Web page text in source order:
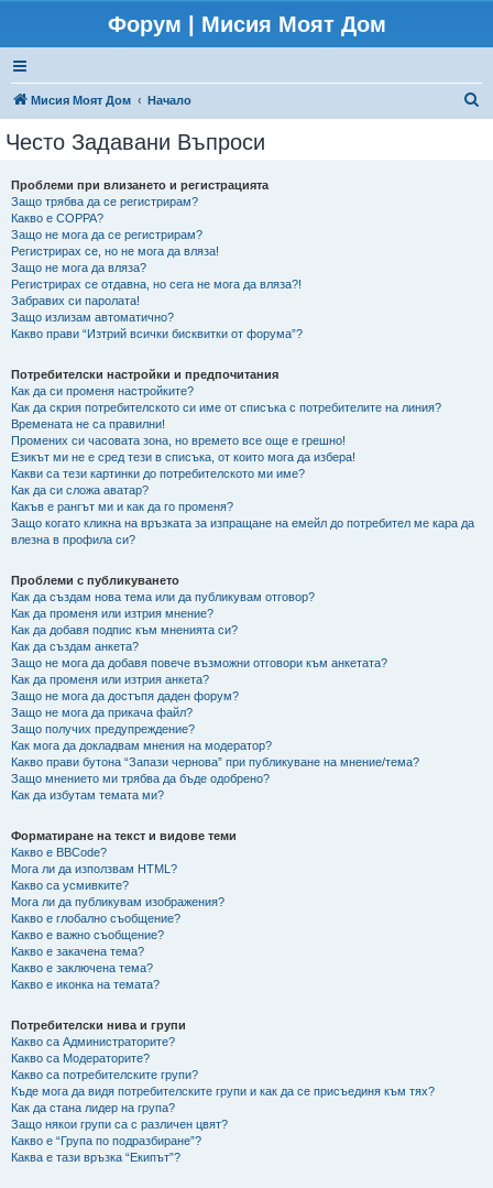
Форум | Мисия Моят Дом
Мисия Моят Дом Начало
Често Задавани Въпроси
Проблеми при влизането и регистрацията
Защо трябва да се регистрирам?
Какво е COPPA?
Защо не мога да се регистрирам?
Регистрирах се, но не мога да вляза!
Защо не мога да вляза?
Регистрирах се отдавна, но сега не мога да вляза?!
Забравих си паролата!
Защо излизам автоматично?
Какво прави “Изтрий всички бисквитки от форума”?
Потребителски настройки и предпочитания
Как да си променя настройките?
Как да скрия потребителското си име от списъка с потребителите на линия?
Времената не са правилни!
Промених си часовата зона, но времето все още е грешно!
Езикът ми не е сред тези в списъка, от които мога да избера!
Какви са тези картинки до потребителското ми име?
Как да си сложа аватар?
Какъв е рангът ми и как да го променя?
Защо когато кликна на връзката за изпращане на емейл до потребител ме кара да
влезна в профила си?
Проблеми с публикуването
Как да създам нова тема или да публикувам отговор?
Как да променя или изтрия мнение?
Как да добавя подпис към мненията си?
Как да създам анкета?
Защо не мога да добавя повече възможни отговори към анкетата?
Как да променя или изтрия анкета?
Защо не мога да достъпя даден форум?
Защо не мога да прикача файл?
Защо получих предупреждение?
Как мога да докладвам мнения на модератор?
Какво прави бутона “Запази чернова” при публикуване на мнение/тема?
Защо мнението ми трябва да бъде одобрено?
Как да избутам темата ми?
Форматиране на текст и видове теми
Какво е BBCode?
Мога ли да използвам HTML?
Какво са усмивките?
Мога ли да публикувам изображения?
Какво е глобално съобщение?
Какво е важно съобщение?
Какво е закачена тема?
Какво е заключена тема?
Какво е иконка на темата?
Потребителски нива и групи
Какво са Администраторите?
Какво са Модераторите?
Какво са потребителските групи?
Къде мога да видя потребителските групи и как да се присъединя към тях?
Как да стана лидер на група?
Защо някои групи са с различен цвят?
Какво е “Група по подразбиране”?
Каква е тази връзка “Екипът”?